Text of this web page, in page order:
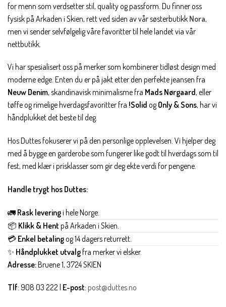
for menn som verdsetter stil, quality og passform. Du finner oss
fysisk på Arkaden i Skien, rett ved siden av vår søsterbutikk Nora,
men vi sender selvfølgelig våre favoritter til hele landet via vår
nettbutikk.
Vi har spesialisert oss på merker som kombinerer tidløst design med
moderne edge. Enten du er på jakt etter den perfekte jeansen fra
Neuw Denim, skandinavisk minimalisme fra Mads Nørgaard, eller
tøffe og rimelige hverdagsfavoritter fra !Solid ogOnly & Sons, har vi
håndplukket det beste til deg.
Hos Duttes fokuserer vi på den personlige opplevelsen. Vi hjelper deg
med å bygge en garderobe som fungerer like godt til hverdags som til
fest, med klær i prisklasser som gir deg ekte verdi for pengene.
Handle trygt hos Duttes:
🚛 Rask leveringi hele Norge.
📦 Klikk & Hent på Arkaden i Skien.
💳 Enkel betalingog 14 dagers returrett.
✨ Håndplukket utvalgfra merker vi elsker.
Adresse:Bruene 1, 3724 SKIEN
Tlf: 908 03 222 | E-post: post@duttes.no